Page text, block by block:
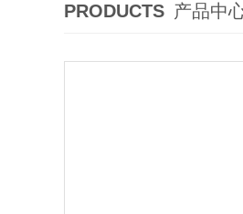
PRODUCTS 产品中